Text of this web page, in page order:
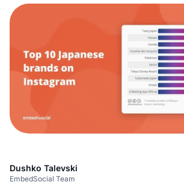
Dushko Talevski
EmbedSocial Team